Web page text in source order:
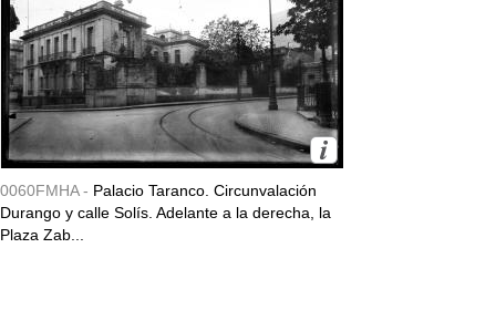
0060FMHA - Palacio Taranco. Circunvalación
Durango y calle Solís. Adelante a la derecha, la
Plaza Zab...